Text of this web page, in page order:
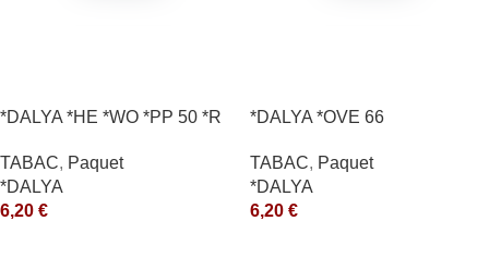
*DALYA *HE *WO *PP 50 *R
TABAC, Paquet
*DALYA
6,20 €
*DALYA *OVE 66
TABAC, Paquet
*DALYA
6,20 €